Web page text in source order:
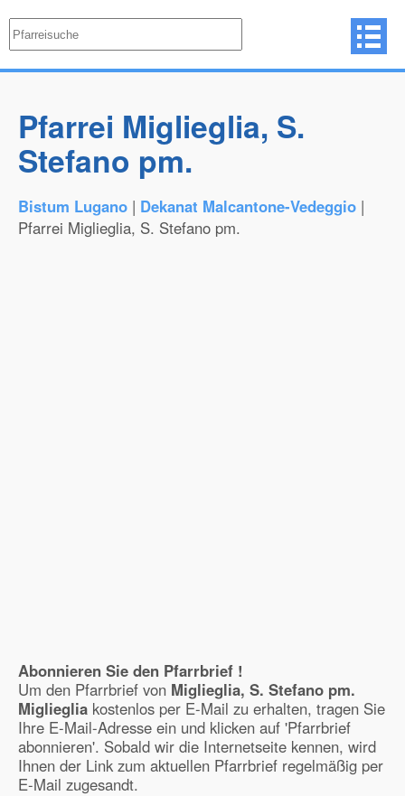
Pfarrei Miglieglia, S.
Stefano pm.
Bistum Lugano | Dekanat Malcantone-Vedeggio |
Pfarrei Miglieglia, S. Stefano pm.
Abonnieren Sie den Pfarrbrief !
Um den Pfarrbrief von Miglieglia, S. Stefano pm.
Miglieglia kostenlos per E-Mail zu erhalten, tragen Sie
Ihre E-Mail-Adresse ein und klicken auf 'Pfarrbrief
abonnieren'. Sobald wir die Internetseite kennen, wird
Ihnen der Link zum aktuellen Pfarrbrief regelmäßig per
E-Mail zugesandt.